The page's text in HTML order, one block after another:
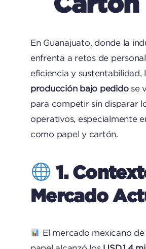
En Guanajuato, donde la
enfrenta a retos de
eficiencia y sustentabilidad,
producción bajo pedidose
para competir sin disparar
operativos, especialmente
como papel y cartón.
1.
Mercado
El mercado mexicano